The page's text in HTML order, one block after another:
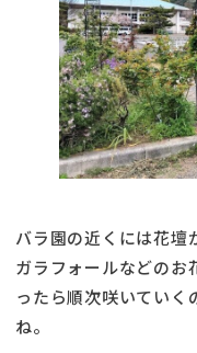
バラ園の近くには花壇
ガラフォールなどのお
ったら順次咲いていく
ね。